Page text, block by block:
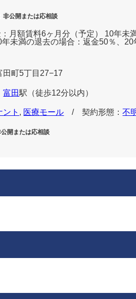
非公開または応相談
月額賃料6ヶ月分（予定） 10年未
年未満の退去の場合：返金50％、
田町5丁目27−17
富田駅 （徒歩12分以内）
ント , 医療モール / 契約形態：不
公開または応相談